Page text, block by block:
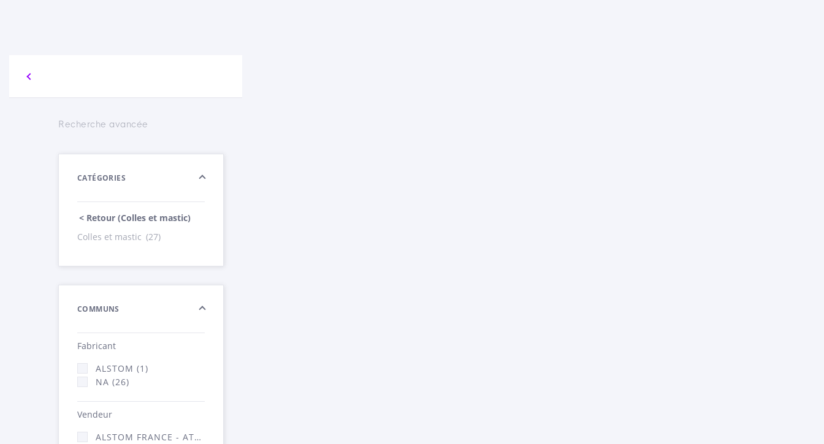
Recherche avancée
CATÉGORIES
< Retour (Colles et mastic)
Colles et mastic (27)
COMMUNS
Fabricant
ALSTOM (1)
NA (26)
Vendeur
ALSTOM FRANCE - ATSA (27)